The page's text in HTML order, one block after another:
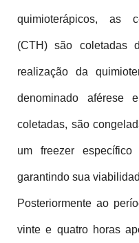
quimioterápicos, as
(CTH) são coletadas
realização da
denominado aférese
coletadas, são
um freezer específico
garantindo sua
Posteriormente ao
vinte e quatro horas